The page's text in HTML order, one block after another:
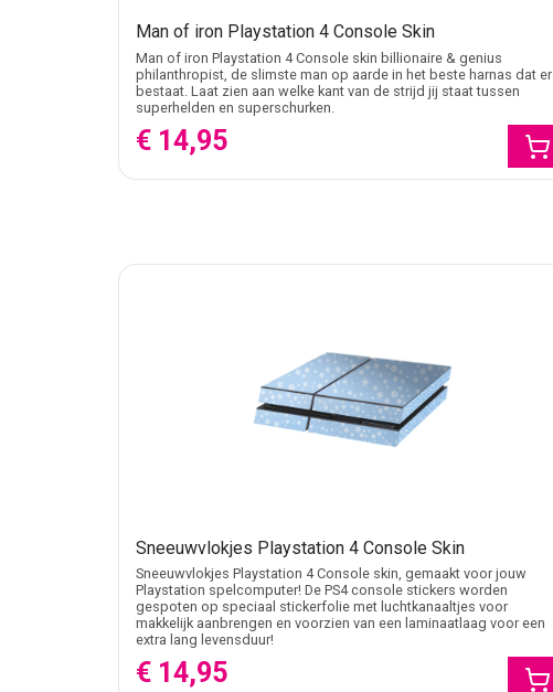
Man of iron Playstation 4 Console Skin
Man of iron Playstation 4 Console skin billionaire & genius
philanthropist, de slimste man op aarde in het beste harnas dat er
bestaat. Laat zien aan welke kant van de strijd jij staat tussen
superhelden en superschurken.
€ 14,95
Sneeuwvlokjes Playstation 4 Console Skin
Sneeuwvlokjes Playstation 4 Console skin, gemaakt voor jouw
Playstation spelcomputer! De PS4 console stickers worden
gespoten op speciaal stickerfolie met luchtkanaaltjes voor
makkelijk aanbrengen en voorzien van een laminaatlaag voor een
extra lang levensduur!
€ 14,95